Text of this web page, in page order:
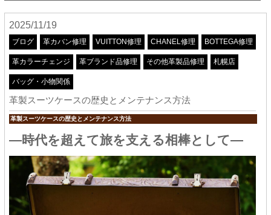
2025/11/19
ブログ 革カバン修理 VUITTON修理 CHANEL修理 BOTTEGA修理
革カラーチェンジ 革ブランド品修理 その他革製品修理 札幌店
バッグ・小物関係
革製スーツケースの歴史とメンテナンス方法
革製スーツケースの歴史とメンテナンス方法
―時代を超えて旅を支える相棒として―